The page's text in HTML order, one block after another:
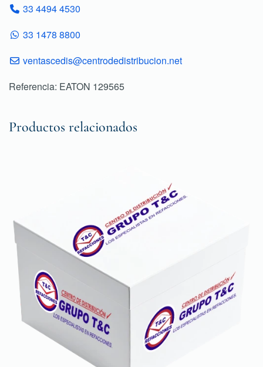
33 4494 4530
33 1478 8800
ventascedis@centrodedistribucion.net
Referencia: EATON 129565
Productos relacionados